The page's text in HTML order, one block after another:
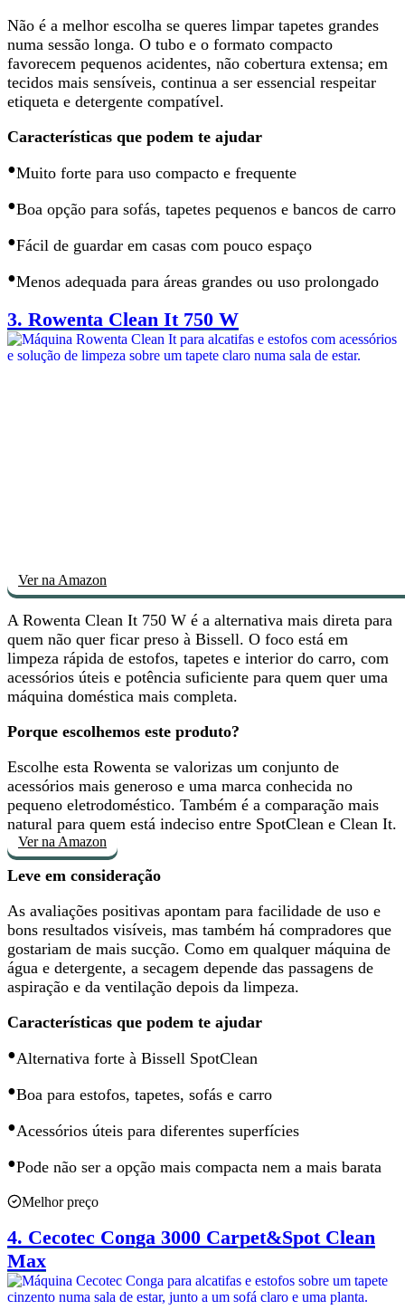
Não é a melhor escolha se queres limpar tapetes grandes
numa sessão longa. O tubo e o formato compacto
favorecem pequenos acidentes, não cobertura extensa; em
tecidos mais sensíveis, continua a ser essencial respeitar
etiqueta e detergente compatível.
Características que podem te ajudar
•Muito forte para uso compacto e frequente
•Boa opção para sofás, tapetes pequenos e bancos de carro
•Fácil de guardar em casas com pouco espaço
•Menos adequada para áreas grandes ou uso prolongado
3. Rowenta Clean It 750 W
Ver na Amazon
A Rowenta Clean It 750 W é a alternativa mais direta para
quem não quer ficar preso à Bissell. O foco está em
limpeza rápida de estofos, tapetes e interior do carro, com
acessórios úteis e potência suficiente para quem quer uma
máquina doméstica mais completa.
Porque escolhemos este produto?
Escolhe esta Rowenta se valorizas um conjunto de
acessórios mais generoso e uma marca conhecida no
pequeno eletrodoméstico. Também é a comparação mais
natural para quem está indeciso entre SpotClean e Clean It.
Ver na Amazon
Leve em consideração
As avaliações positivas apontam para facilidade de uso e
bons resultados visíveis, mas também há compradores que
gostariam de mais sucção. Como em qualquer máquina de
água e detergente, a secagem depende das passagens de
aspiração e da ventilação depois da limpeza.
Características que podem te ajudar
•Alternativa forte à Bissell SpotClean
•Boa para estofos, tapetes, sofás e carro
•Acessórios úteis para diferentes superfícies
•Pode não ser a opção mais compacta nem a mais barata
Melhor preço
4. Cecotec Conga 3000 Carpet&Spot Clean
Max